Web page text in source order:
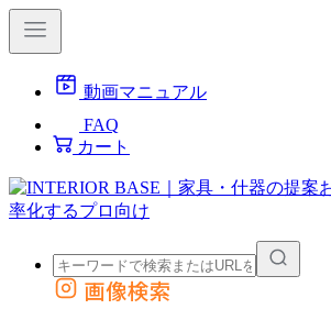
動画マニュアル
FAQ
カート
外部サイトの商品をカートに追加
画像検索